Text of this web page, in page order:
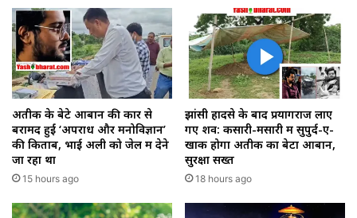
अतीक के बेटे आबान की कार से
बरामद हुईं ‘अपराध और मनोविज्ञान’
की किताबें, भाई अली को जेल में देने
जा रहा था
15 hours ago
झांसी हादसे के बाद प्रयागराज लाए
गए शव: कसारी-मसारी में सुपुर्द-ए-
खाक होगा अतीक का बेटा आबान,
सुरक्षा सख्त
18 hours ago